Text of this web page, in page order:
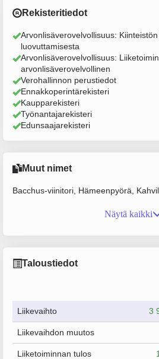
Rekisteritiedot
Arvonlisäverovelvollisuus:
luovuttamisesta
Arvonlisäverovelvollisuus:
arvonlisäverovelvollinen
Verohallinnon perustiedot
Ennakkoperintärekisteri
Kaupparekisteri
Työnantajarekisteri
Edunsaajarekisteri
Muut nimet
Bacchus-viinitori, Hämeenpyörä,
Näytä kaikki
Taloustiedot
Liikevaihto 3
Liikevaihdon muutos
Liiketoiminnan tulos